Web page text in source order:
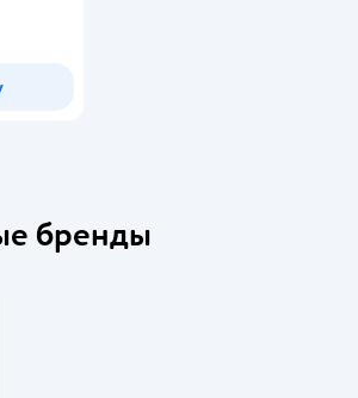
бренды